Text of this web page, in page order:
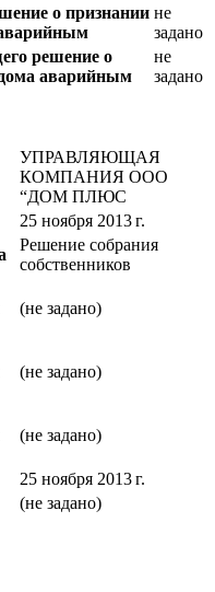
о признании не
задано
решение о
аварийным
не
задано
УПРАВЛЯЮЩАЯ
КОМПАНИЯ ООО
“ДОМ ПЛЮС
25 ноября 2013 г.
Решение собрания
собственников
(не задано)
(не задано)
(не задано)
25 ноября 2013 г.
(не задано)